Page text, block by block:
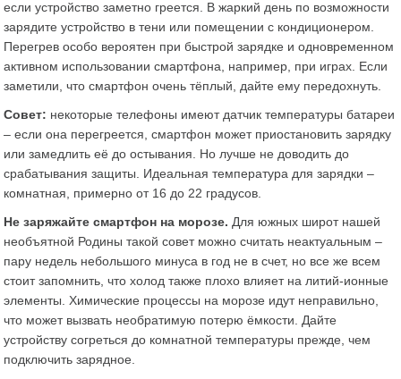
если устройство заметно греется. В жаркий день по возможности
зарядите устройство в тени или помещении с кондиционером.
Перегрев особо вероятен при быстрой зарядке и одновременном
активном использовании смартфона, например, при играх. Если
заметили, что смартфон очень тёплый, дайте ему передохнуть.
Совет: некоторые телефоны имеют датчик температуры батареи
– если она перегреется, смартфон может приостановить зарядку
или замедлить её до остывания. Но лучше не доводить до
срабатывания защиты. Идеальная температура для зарядки –
комнатная, примерно от 16 до 22 градусов​.
Не заряжайте смартфон на морозе. Для южных широт нашей
необъятной Родины такой совет можно считать неактуальным –
пару недель небольшого минуса в год не в счет, но все же всем
стоит запомнить, что холод также плохо влияет на литий-ионные
элементы. Химические процессы на морозе идут неправильно,
что может вызвать необратимую потерю ёмкости​. Дайте
устройству согреться до комнатной температуры прежде, чем
подключить зарядное.